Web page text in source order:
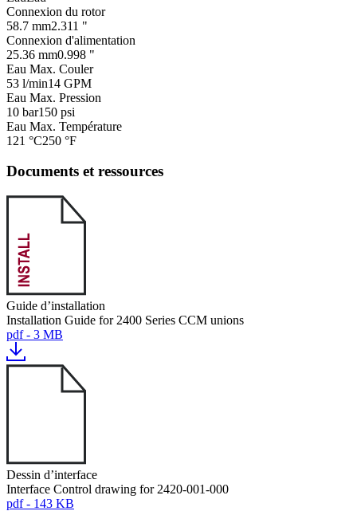
Connexion du rotor
58.7 mm2.311 "
Connexion d'alimentation
25.36 mm0.998 "
Eau Max. Couler
53 l/min14 GPM
Eau Max. Pression
10 bar150 psi
Eau Max. Température
121 °C250 °F
Documents et ressources
Guide d’installation
Installation Guide for 2400 Series CCM unions
pdf - 3 MB
Dessin d’interface
Interface Control drawing for 2420-001-000
pdf - 143 KB